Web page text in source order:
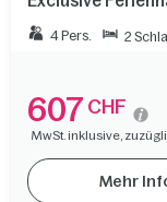
4 Pers. 2
607 CHF
MwSt. inklusive,
Mehr